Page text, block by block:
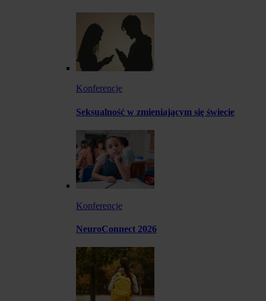
Konferencje
Seksualność w zmieniającym się świecie
Konferencje
NeuroConnect 2026